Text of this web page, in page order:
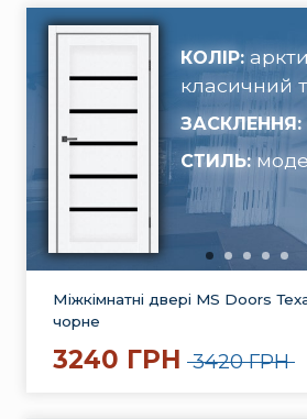
КОЛІР:
класичний
ЗАСКЛЕННЯ:
СТИЛЬ:
Міжкімнатні двері MS Doors
чорне
3240 ГРН 3420 ГРН